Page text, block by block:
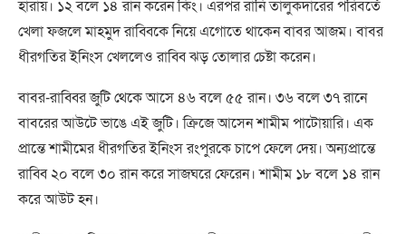
হারায়। ১২ বলে ১৪ রান করেন কিং। এরপর রানি তালুকদারের পরিবর্তে
খেলা ফজলে মাহমুদ রাব্বিকে নিয়ে এগোতে থাকেন বাবর আজম। বাবর
ধীরগতির ইনিংস খেললেও রাব্বি ঝড় তোলার চেষ্টা করেন।
বাবর-রাব্বির জুটি থেকে আসে ৪৬ বলে ৫৫ রান। ৩৬ বলে ৩৭ রানে
বাবরের আউটে ভাঙে এই জুটি। ক্রিজে আসেন শামীম পাটোয়ারি। এক
প্রান্তে শামীমের ধীরগতির ইনিংস রংপুরকে চাপে ফেলে দেয়। অন্যপ্রান্তে
রাব্বি ২০ বলে ৩০ রান করে সাজঘরে ফেরেন। শামীম ১৮ বলে ১৪ রান
করে আউট হন।